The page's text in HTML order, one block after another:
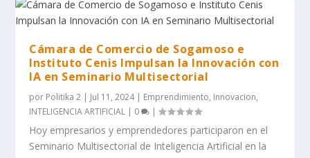
Cámara de Comercio de Sogamoso e
Instituto Cenis Impulsan la Innovación con
IA en Seminario Multisectorial
por Politika 2 | Jul 11, 2024| Emprendimiento, Innovacion,
INTELIGENCIA ARTIFICIAL | 0 |
Hoy empresarios y emprendedores participaron en el
Seminario Multisectorial de Inteligencia Artificial en la